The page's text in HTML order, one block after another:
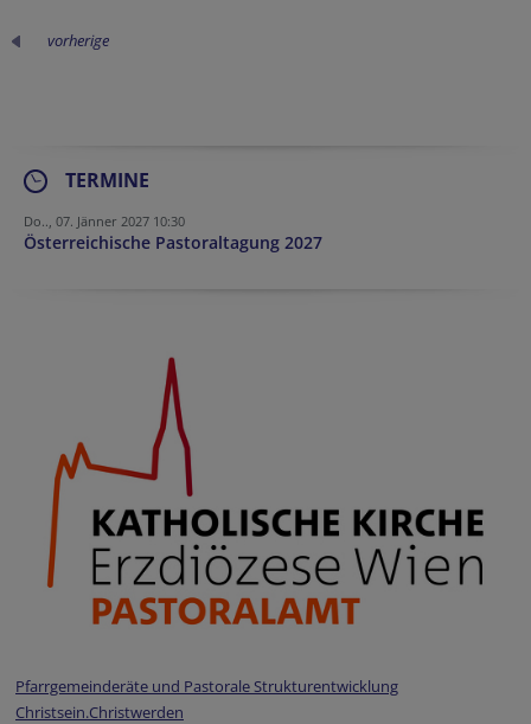
vorherige
TERMINE
Do.., 07. Jänner 2027 10:30
Österreichische Pastoraltagung 2027
Pfarrgemeinderäte und Pastorale Strukturentwicklung
Christsein.Christwerden